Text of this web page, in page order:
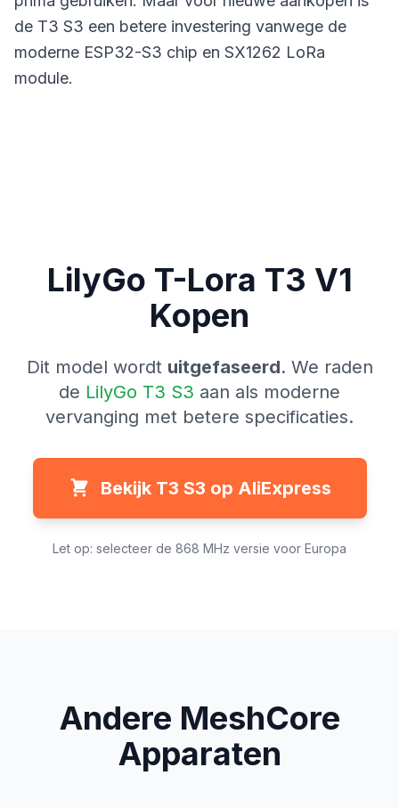
de T3 S3 een betere investering vanwege de
moderne ESP32-S3 chip en SX1262 LoRa
module.
LilyGo T-Lora T3 V1
Kopen
Dit model wordt uitgefaseerd. We raden
de LilyGo T3 S3 aan als moderne
vervanging met betere specificaties.
Bekijk T3 S3 op AliExpress
Let op: selecteer de 868 MHz versie voor Europa
Andere MeshCore
Apparaten